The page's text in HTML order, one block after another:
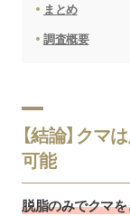
まとめ
調査概要
【結論】ク
可能
脱脂のみでクマ